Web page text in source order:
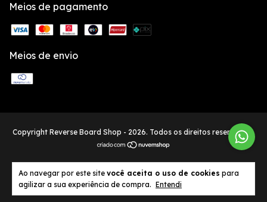
Ao navegar por este site você aceita o uso de cookies para
agilizar a sua experiência de compra. Entendi
Meios de pagamento
Meios de envio
Copyright Reverse Board Shop - 2026. Todos os direitos reservados.